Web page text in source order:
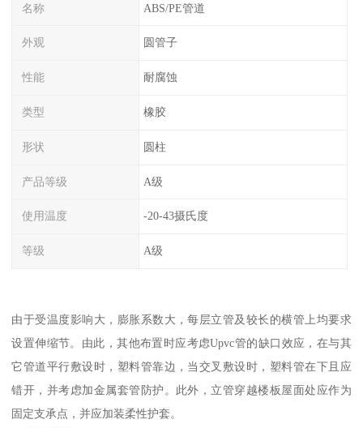
名称 ABS/PE管道
外观 圆管子
性能 耐腐蚀
类型 橡胶
形状 圆柱
产品等级 A级
使用温度 -20-43摄氏度
等级 A级
由于受温度影响大，膨胀系数大，每层立管及较长的横管上均要求
设置伸缩节。由此，其他布置时应考虑Upvc管的缺口效应，在与其
它管道平行敷设时，塑料管靠边，当交叉敷设时，塑料管在下且应
错开，并考虑加金属套管防护。此外，立管穿越楼板屋面处应作为
固定支承点，并应加装柔性护套。